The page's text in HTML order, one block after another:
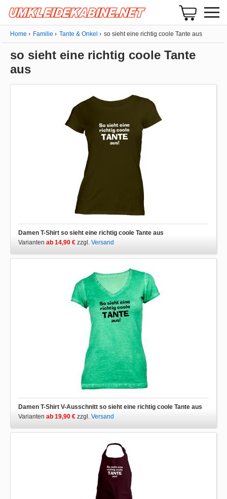
Home Familie Tante & Onkel so sieht eine richtig coole Tante aus
so sieht eine richtig coole Tante
aus
Damen T-Shirt so sieht eine richtig coole Tante aus
Varianten ab 14,90 € zzgl. Versand
Damen T-Shirt V-Ausschnitt so sieht eine richtig coole Tante aus
Varianten ab 19,90 € zzgl. Versand